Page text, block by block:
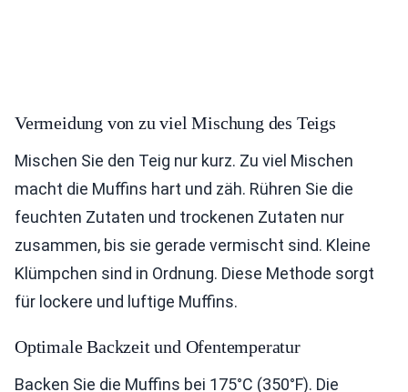
Vermeidung von zu viel Mischung des Teigs
Mischen Sie den Teig nur kurz. Zu viel Mischen
macht die Muffins hart und zäh. Rühren Sie die
feuchten Zutaten und trockenen Zutaten nur
zusammen, bis sie gerade vermischt sind. Kleine
Klümpchen sind in Ordnung. Diese Methode sorgt
für lockere und luftige Muffins.
Optimale Backzeit und Ofentemperatur
Backen Sie die Muffins bei 175°C (350°F). Die